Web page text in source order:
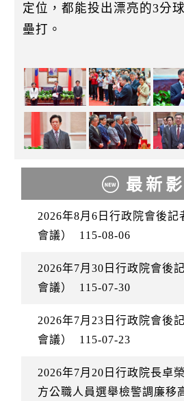
定位，都能投出漂亮的3分
壘打。
最新
2026年8月6日行政院會後記
會議）
115-08-06
2026年7月30日行政院會後
會議）
115-07-30
2026年7月23日行政院會後
會議）
115-07-23
2026年7月20日行政院長卓
方公職人員選舉檢警調廉移